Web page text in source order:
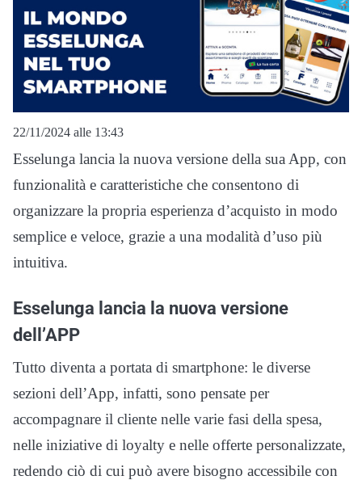
22/11/2024 alle 13:43
Esselunga lancia la nuova versione della sua App, con
funzionalità e caratteristiche che consentono di
organizzare la propria esperienza d’acquisto in modo
semplice e veloce, grazie a una modalità d’uso più
intuitiva.
Esselunga lancia la nuova versione
dell’APP
Tutto diventa a portata di smartphone: le diverse
sezioni dell’App, infatti, sono pensate per
accompagnare il cliente nelle varie fasi della spesa,
nelle iniziative di loyalty e nelle offerte personalizzate,
redendo ciò di cui può avere bisogno accessibile con